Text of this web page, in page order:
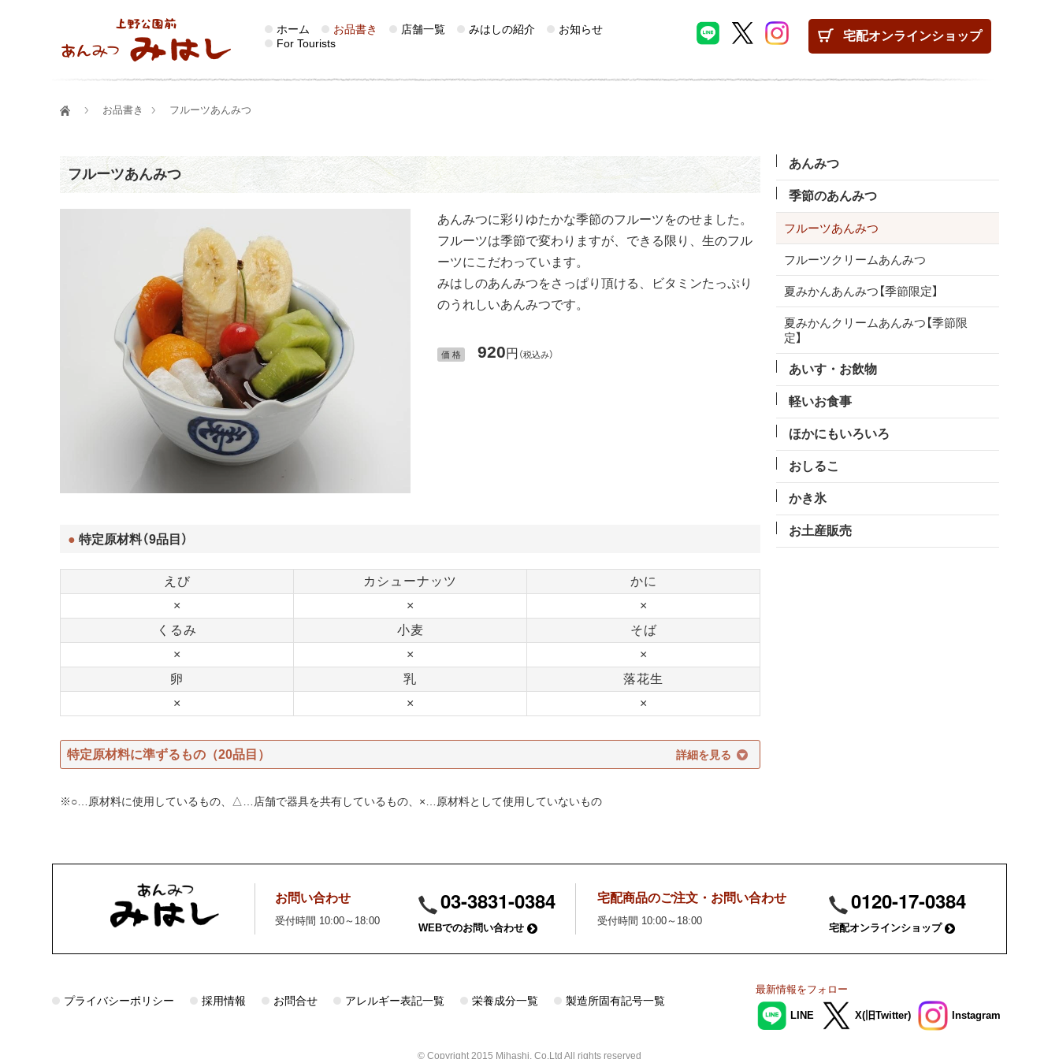
ホーム お品書き 店舗一覧 みはしの紹介
お知らせ
For Tourists
宅配オンラインショップ
お品書き フルーツあんみつ
フルーツあんみつ
あんみつに彩りゆたかな季節のフルーツをのせました。
フルーツは季節で変わりますが、できる限り、生のフル
ーツにこだわっています。
みはしのあんみつをさっぱり頂ける、ビタミンたっぷり
のうれしいあんみつです。
価 格 920円 （税込み）
特定原材料（9品目）
えび カシューナッツ
かに
×
×
×
くるみ
小麦
そば
×
×
×
卵
乳
落花生
×
× ×
特定原材料に準ずるもの（20品目）
※○…原材料に使用しているもの、△…店舗で器具を共有しているもの、×…原材料として使用していないもの
あんみつ
季節のあんみつ
フルーツあんみつ
フルーツクリームあんみつ
夏みかんあんみつ【季節限定】
夏みかんクリームあんみつ【季節限
定】
あいす・お飲物
軽いお食事
ほかにもいろいろ
おしるこ
かき氷
お土産販売
お問い合わせ
受付時間 10:00～18:00
03-3831-0384
WEBでのお問い合わせ
宅配商品のご注文・お問い合わせ
受付時間 10:00～18:00
0120-17-0384
宅配オンラインショップ
プライバシーポリシー 採用情報 お問合せ アレルギー表記一覧 栄養成分一覧 製造所固有記号一覧
最新情報をフォロー
LINE X(旧Twitter) Instagram
© Copyright 2015 Mihashi. Co.Ltd All rights reserved